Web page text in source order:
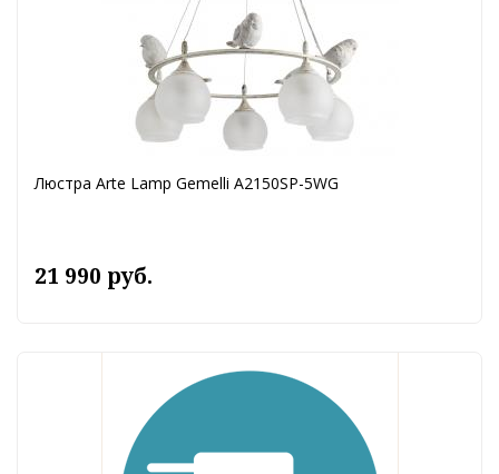
Люстра Arte Lamp Gemelli A2150SP-5WG
21 990 руб.